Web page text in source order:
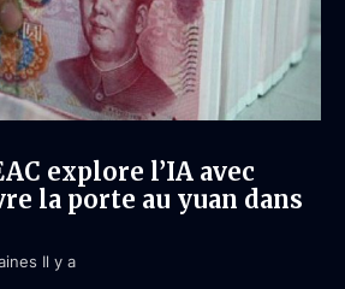
explore l’IA avec
la porte au yuan dans
Il y a